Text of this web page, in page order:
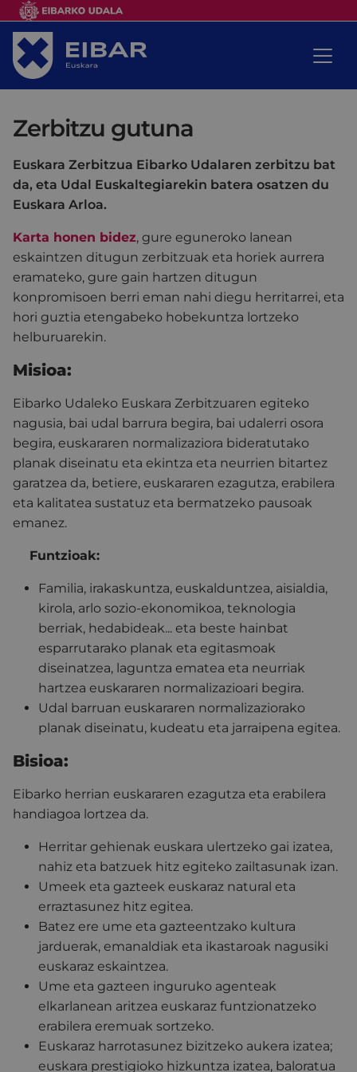
Zerbitzu gutuna
Euskara Zerbitzua Eibarko Udalaren zerbitzu bat
da, eta Udal Euskaltegiarekin batera osatzen du
Euskara Arloa.
Karta honen bidez, gure eguneroko lanean
eskaintzen ditugun zerbitzuak eta horiek aurrera
eramateko, gure gain hartzen ditugun
konpromisoen berri eman nahi diegu herritarrei, eta
hori guztia etengabeko hobekuntza lortzeko
helburuarekin.
Misioa:
Eibarko Udaleko Euskara Zerbitzuaren egiteko
nagusia, bai udal barrura begira, bai udalerri osora
begira, euskararen normalizaziora bideratutako
planak diseinatu eta ekintza eta neurrien bitartez
garatzea da, betiere, euskararen ezagutza, erabilera
eta kalitatea sustatuz eta bermatzeko pausoak
emanez.
Funtzioak:
Familia, irakaskuntza, euskalduntzea, aisialdia,
kirola, arlo sozio-ekonomikoa, teknologia
berriak, hedabideak... eta beste hainbat
esparrutarako planak eta egitasmoak
diseinatzea, laguntza ematea eta neurriak
hartzea euskararen normalizazioari begira.
Udal barruan euskararen normalizaziorako
planak diseinatu, kudeatu eta jarraipena egitea.
Bisioa:
Eibarko herrian euskararen ezagutza eta erabilera
handiagoa lortzea da.
Herritar gehienak euskara ulertzeko gai izatea,
nahiz eta batzuek hitz egiteko zailtasunak izan.
Umeek eta gazteek euskaraz natural eta
erraztasunez hitz egitea.
Batez ere ume eta gazteentzako kultura
jarduerak, emanaldiak eta ikastaroak nagusiki
euskaraz eskaintzea.
Ume eta gazteen inguruko agenteak
elkarlanean aritzea euskaraz funtzionatzeko
erabilera eremuak sortzeko.
Euskaraz harrotasunez bizitzeko aukera izatea;
euskara prestigioko hizkuntza izatea, baloratua